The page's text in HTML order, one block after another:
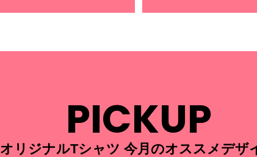
PICKUP
オリジナルTシャツ 今月のオススメデザ